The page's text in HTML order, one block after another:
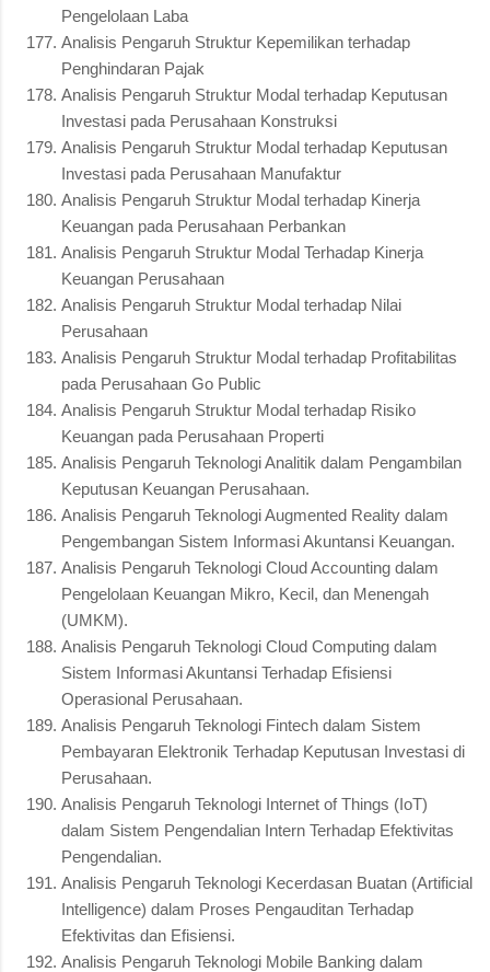
Pengelolaan Laba
Analisis Pengaruh Struktur Kepemilikan terhadap
Penghindaran Pajak
Analisis Pengaruh Struktur Modal terhadap Keputusan
Investasi pada Perusahaan Konstruksi
Analisis Pengaruh Struktur Modal terhadap Keputusan
Investasi pada Perusahaan Manufaktur
Analisis Pengaruh Struktur Modal terhadap Kinerja
Keuangan pada Perusahaan Perbankan
Analisis Pengaruh Struktur Modal Terhadap Kinerja
Keuangan Perusahaan
Analisis Pengaruh Struktur Modal terhadap Nilai
Perusahaan
Analisis Pengaruh Struktur Modal terhadap Profitabilitas
pada Perusahaan Go Public
Analisis Pengaruh Struktur Modal terhadap Risiko
Keuangan pada Perusahaan Properti
Analisis Pengaruh Teknologi Analitik dalam Pengambilan
Keputusan Keuangan Perusahaan.
Analisis Pengaruh Teknologi Augmented Reality dalam
Pengembangan Sistem Informasi Akuntansi Keuangan.
Analisis Pengaruh Teknologi Cloud Accounting dalam
Pengelolaan Keuangan Mikro, Kecil, dan Menengah
(UMKM).
Analisis Pengaruh Teknologi Cloud Computing dalam
Sistem Informasi Akuntansi Terhadap Efisiensi
Operasional Perusahaan.
Analisis Pengaruh Teknologi Fintech dalam Sistem
Pembayaran Elektronik Terhadap Keputusan Investasi di
Perusahaan.
Analisis Pengaruh Teknologi Internet of Things (IoT)
dalam Sistem Pengendalian Intern Terhadap Efektivitas
Pengendalian.
Analisis Pengaruh Teknologi Kecerdasan Buatan (Artificial
Intelligence) dalam Proses Pengauditan Terhadap
Efektivitas dan Efisiensi.
Analisis Pengaruh Teknologi Mobile Banking dalam